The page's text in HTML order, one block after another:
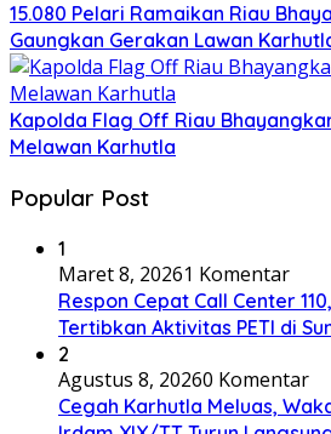
15.080 Pelari Ramaikan Riau
Gaungkan Gerakan Lawan
Kapolda Flag Off Riau
Melawan Karhutla
Popular Post
1
Maret 8, 20261 Komentar
Respon Cepat Call Center
Tertibkan Aktivitas PETI di
2
Agustus 8, 20260 Komentar
Cegah Karhutla Meluas,